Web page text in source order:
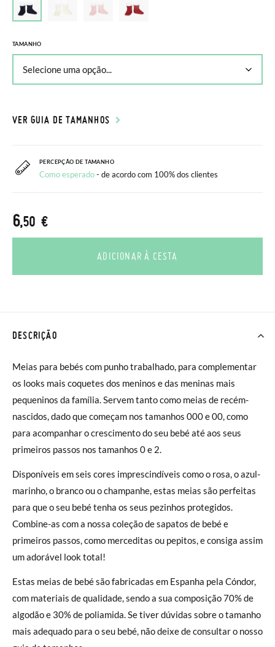
TAMANHO
VER GUIA DE TAMANHOS
PERCEPÇÃO DE TAMANHO
Como esperado- de acordo com 100% dos clientes
6,50 €
ADICIONAR À CESTA
DESCRIÇÃO
Meias para bebés com punho trabalhado, para complementar
os looks mais coquetes dos meninos e das meninas mais
pequeninos da família. Servem tanto como meias de recém-
nascidos, dado que começam nos tamanhos 000 e 00, como
para acompanhar o crescimento do seu bebé até aos seus
primeiros passos nos tamanhos 0 e 2.
Disponíveis em seis cores imprescindíveis como o rosa, o azul-
marinho, o branco ou o champanhe, estas meias são perfeitas
para que o seu bebé tenha os seus pezinhos protegidos.
Combine-as com a nossa coleção de sapatos de bebé e
primeiros passos, como merceditas ou pepitos, e consiga assim
um adorável look total!
Estas meias de bebé são fabricadas em Espanha pela Cóndor,
com materiais de qualidade, sendo a sua composição 70% de
algodão e 30% de poliamida. Se tiver dúvidas sobre o tamanho
mais adequado para o seu bebé, não deixe de consultar o nosso